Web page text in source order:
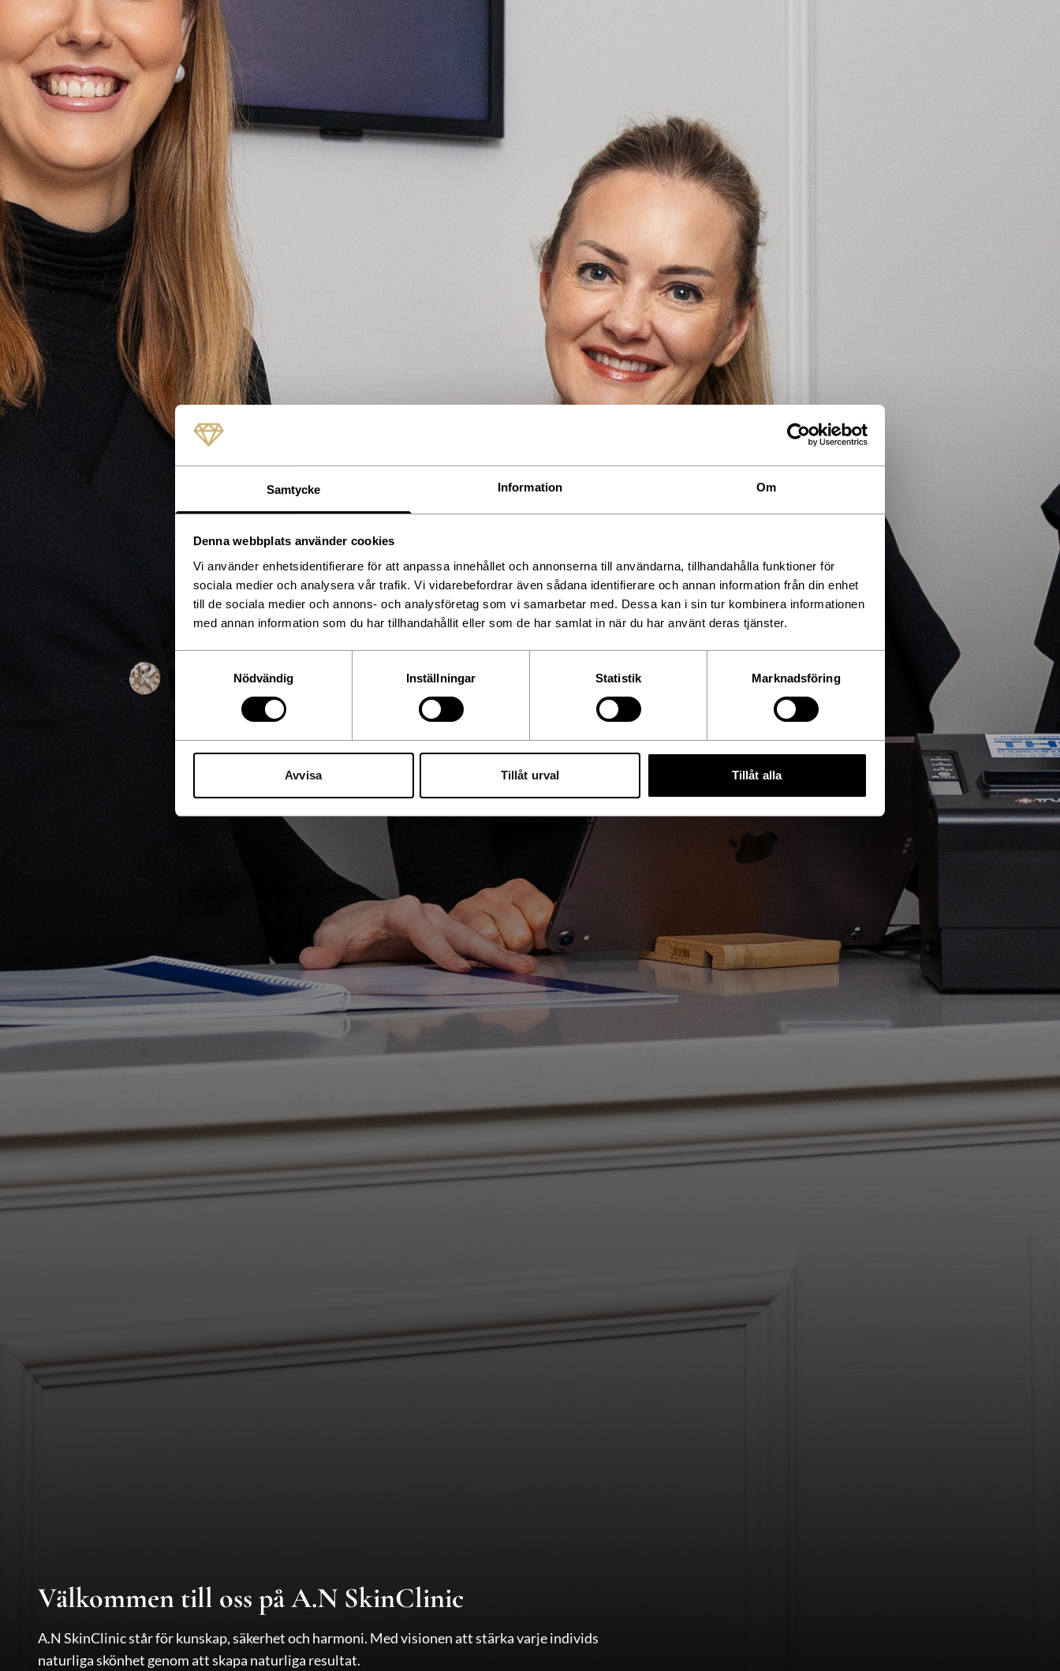
Samtycke Information Om
Denna webbplats använder cookies
Vi använder enhetsidentifierare för att anpassa innehållet och annonserna till användarna, tillhandahålla funktioner för
sociala medier och analysera vår trafik. Vi vidarebefordrar även sådana identifierare och annan information från din enhet
till de sociala medier och annons- och analysföretag som vi samarbetar med. Dessa kan i sin tur kombinera informationen
med annan information som du har tillhandahållit eller som de har samlat in när du har använt deras tjänster.
Nödvändig
Inställningar Statistik Marknadsföring
Avvisa Tillåt urval Tillåt alla
Välkommen till oss på A.N SkinClinic
A.N SkinClinic står för kunskap, säkerhet och harmoni. Med visionen att stärka varje individs
naturliga skönhet genom att skapa naturliga resultat.